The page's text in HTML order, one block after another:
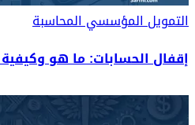
التمويل المؤسسيالمحاسبة
إقفال الحسابات: ما هو